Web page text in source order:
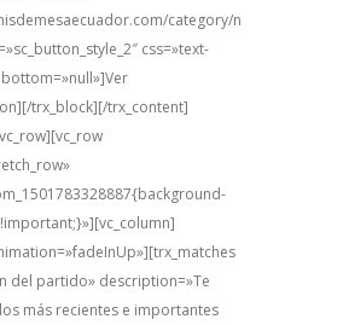
category/n
css=»text-
trx_block][/trx_content]
del partido» description=»Te
más recientes e importantes